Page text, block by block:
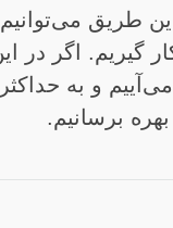
طریق می‌توانیم
گیریم. اگر در
و به
برسانیم.